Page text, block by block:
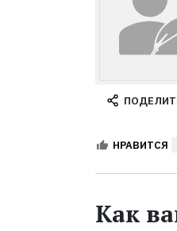
НРАВИТСЯ
Как